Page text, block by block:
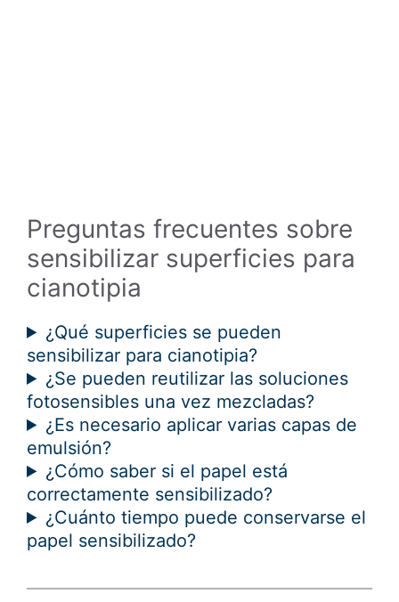
Preguntas frecuentes sobre
sensibilizar superficies para
cianotipia
Preguntas
frecuentes
sobre
cómo
sensibilizar
superficies
para
cianotipia
¿Qué superficies se pueden
sensibilizar para cianotipia?
¿Se pueden reutilizar las soluciones
fotosensibles una vez mezcladas?
¿Es necesario aplicar varias capas de
emulsión?
¿Cómo saber si el papel está
correctamente sensibilizado?
¿Cuánto tiempo puede conservarse el
papel sensibilizado?